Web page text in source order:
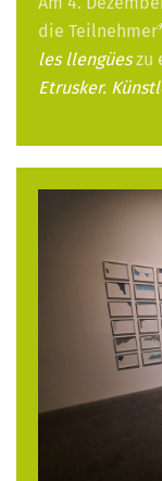
die
les llengüeszu
Etrusker.